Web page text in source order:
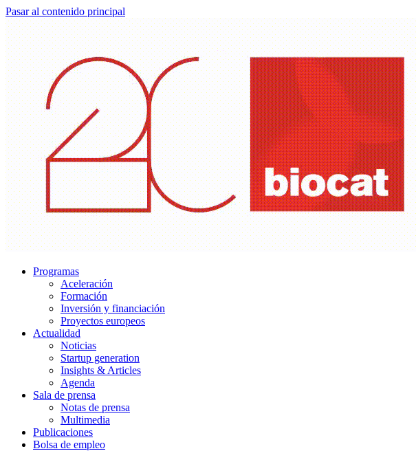
Pasar al contenido principal
Programas
Aceleración
Formación
Inversión y financiación
Proyectos europeos
Actualidad
Noticias
Startup generation
Insights & Articles
Agenda
Sala de prensa
Notas de prensa
Multimedia
Publicaciones
Bolsa de empleo